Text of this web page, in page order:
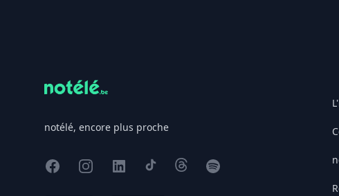
notélé, encore plus proche
FacebookInstagram
X TikTokThreadsSpotify